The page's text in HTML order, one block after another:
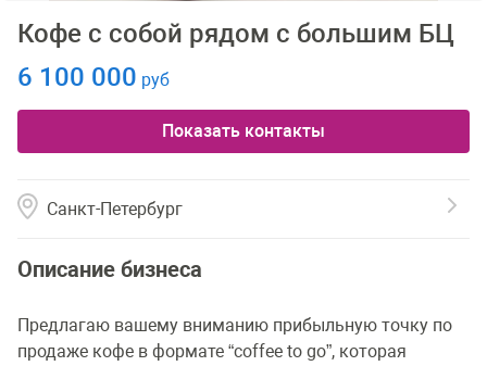
Кофе с собой рядом с большим БЦ
6 100 000 руб
Показать контакты
Санкт-Петербург
Описание бизнеса
Предлагаю вашему вниманию прибыльную точку по
продаже кофе в формате “coffee to go”, которая